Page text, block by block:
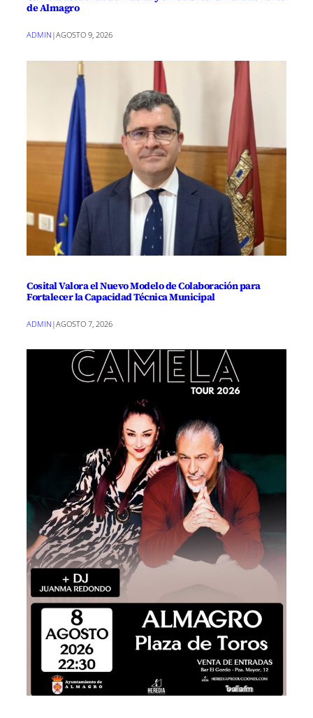
de Almagro
ADMIN |AGOSTO 9, 2026
Cosital Valora el Nuevo Modelo de Colaboración para
Fortalecer la Capacidad Técnica Municipal
ADMIN |AGOSTO 7, 2026